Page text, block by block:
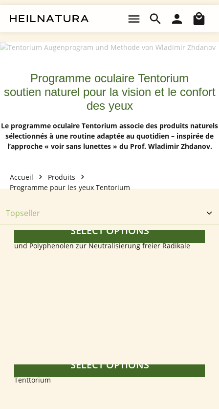
Programme oculaire Tentorium
soutien naturel pour la vision et le confort
des yeux
Le programme oculaire Tentorium associe des produits naturels
sélectionnés à une routine adaptée au quotidien – inspirée de
l’approche « voir sans lunettes » du Prof. Wladimir Zhdanov.
Accueil
Produits
Programme pour les yeux Tentorium
SELECT OPTIONS
SELECT OPTIONS